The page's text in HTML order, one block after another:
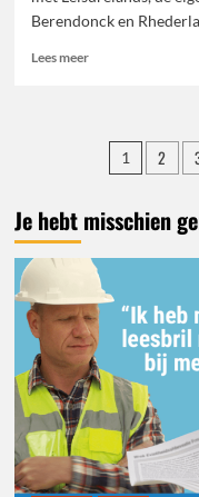
Berendonck en
Lees meerLees
DREAMFIELDS
JAREN
DE
REGIO
1 2
Je hebt misschien